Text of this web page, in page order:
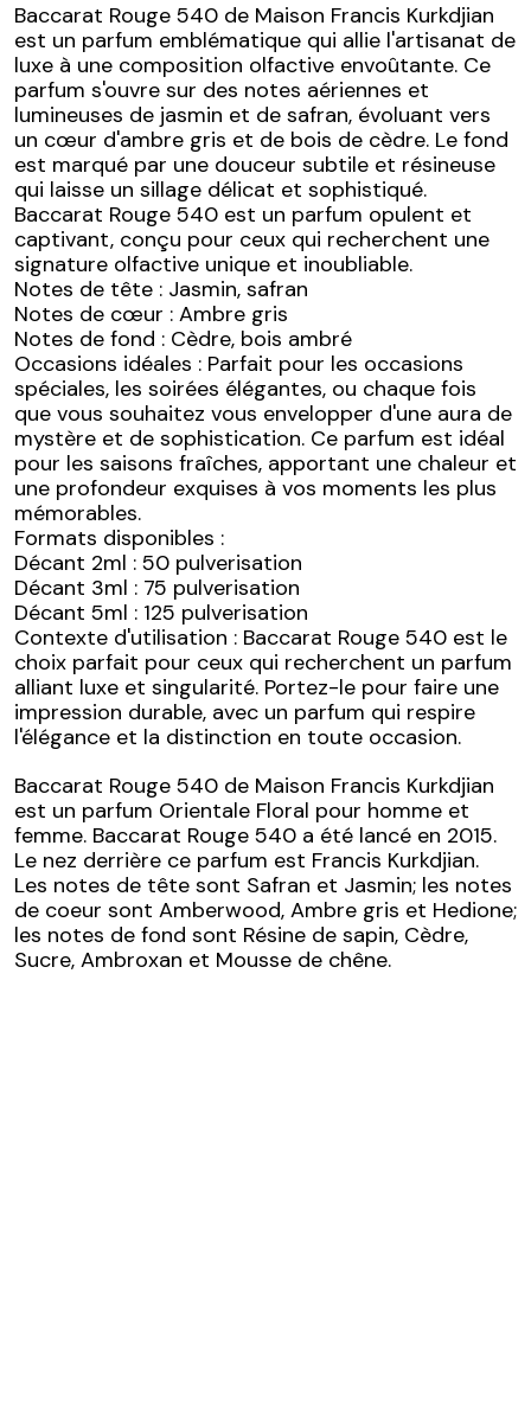
Baccarat Rouge 540 de Maison Francis Kurkdjian
est un parfum emblématique qui allie l'artisanat de
luxe à une composition olfactive envoûtante. Ce
parfum s'ouvre sur des notes aériennes et
lumineuses de jasmin et de safran, évoluant vers
un cœur d'ambre gris et de bois de cèdre. Le fond
est marqué par une douceur subtile et résineuse
qui laisse un sillage délicat et sophistiqué.
Baccarat Rouge 540 est un parfum opulent et
captivant, conçu pour ceux qui recherchent une
signature olfactive unique et inoubliable.
Notes de tête : Jasmin, safran
Notes de cœur : Ambre gris
Notes de fond : Cèdre, bois ambré
Occasions idéales : Parfait pour les occasions
spéciales, les soirées élégantes, ou chaque fois
que vous souhaitez vous envelopper d'une aura de
mystère et de sophistication. Ce parfum est idéal
pour les saisons fraîches, apportant une chaleur et
une profondeur exquises à vos moments les plus
mémorables.
Formats disponibles :
Décant 2ml : 50 pulverisation
Décant 3ml : 75 pulverisation
Décant 5ml : 125 pulverisation
Contexte d'utilisation : Baccarat Rouge 540 est le
choix parfait pour ceux qui recherchent un parfum
alliant luxe et singularité. Portez-le pour faire une
impression durable, avec un parfum qui respire
l'élégance et la distinction en toute occasion.
Baccarat Rouge 540 de Maison Francis Kurkdjian
est un parfum Orientale Floral pour homme et
femme. Baccarat Rouge 540 a été lancé en 2015.
Le nez derrière ce parfum est Francis Kurkdjian.
Les notes de tête sont Safran et Jasmin; les notes
de coeur sont Amberwood, Ambre gris et Hedione;
les notes de fond sont Résine de sapin, Cèdre,
Sucre, Ambroxan et Mousse de chêne.